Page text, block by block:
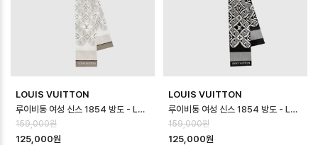
LOUIS VUITTON
루이비통 여성 신스 1854 방도 - Louis vuitton Womens Synth 18…
159,000원
125,000원
LOUIS VUITTON
루이비통 여성 신스 1854 방도 - Louis vuitton Womens Synth 18…
159,000원
125,000원